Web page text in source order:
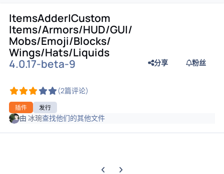
ItemsAdder|Custom
Items/Armors/HUD/GUI/
Mobs/Emoji/Blocks/
Wings/Hats/Liquids
4.0.17-beta-9
(2篇评论)
插件 发行
分享 粉丝
由冰琬查找他们的其他文件
上一张轮播幻灯片
下一张轮播幻灯片